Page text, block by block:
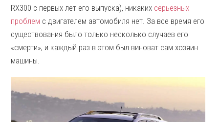
RX300 с первых лет его выпуска), никаких серьезных
проблем с двигателем автомобиля нет. За все время его
существования было только несколько случаев его
«смерти», и каждый раз в этом был виноват сам хозяин
машины.